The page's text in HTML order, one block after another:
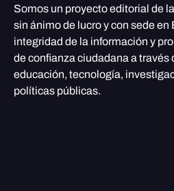
Somos un proyecto editorial de la
sin ánimo de lucro y con sede en
integridad de la información y
de confianza ciudadana a través
educación, tecnología,
políticas públicas.